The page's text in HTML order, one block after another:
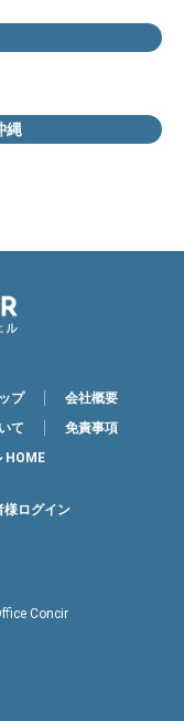
縄
プ
会社概要
て
免責事項
HOME
様ログイン
Concir